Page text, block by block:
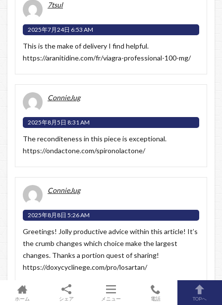
7tsul
2025年7月24日 6:53 AM
This is the make of delivery I find helpful.
https://aranitidine.com/fr/viagra-professional-100-mg/
ConnieJug
2025年8月5日 8:31 AM
The reconditeness in this piece is exceptional.
https://ondactone.com/spironolactone/
ConnieJug
2025年8月8日 5:26 AM
Greetings! Jolly productive advice within this article! It’s
the crumb changes which choice make the largest
changes. Thanks a portion quest of sharing!
https://doxycyclinege.com/pro/losartan/
ホーム シェア メニュー 電話 TOPへ